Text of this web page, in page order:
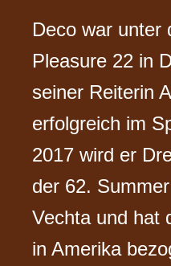
Deco war unter
Pleasure 22 in
seiner Reiterin
erfolgreich im
2017 wird er
der 62.
Vechta und hat
in Amerika